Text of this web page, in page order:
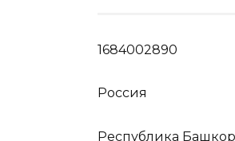
1684002890
Россия
Республика